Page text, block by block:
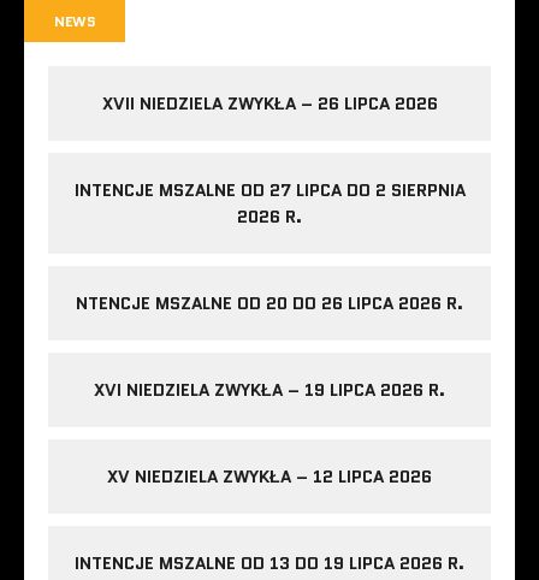
NEWS
XVII NIEDZIELA ZWYKŁA – 26 LIPCA 2026
INTENCJE MSZALNE OD 27 LIPCA DO 2 SIERPNIA
2026 R.
NTENCJE MSZALNE OD 20 DO 26 LIPCA 2026 R.
XVI NIEDZIELA ZWYKŁA – 19 LIPCA 2026 R.
XV NIEDZIELA ZWYKŁA – 12 LIPCA 2026
INTENCJE MSZALNE OD 13 DO 19 LIPCA 2026 R.